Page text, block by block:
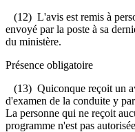
(12) L'avis est remis à
envoyé par la poste à sa
du ministère.
Présence obligatoire
(13) Quiconque reçoit un
d'examen de la conduite y
La personne qui ne reçoit
programme n'est pas